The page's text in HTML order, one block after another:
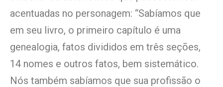
acentuadas no personagem: “Sabíamos que
em seu livro, o primeiro capítulo é uma
genealogia, fatos divididos em três seções,
14 nomes e outros fatos, bem sistemático.
Nós também sabíamos que sua profissão o